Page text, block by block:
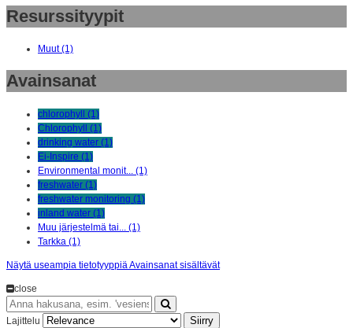
Resurssityypit
Muut (1)
Avainsanat
chlorophyll (1)
Chlorophyll (1)
drinking water (1)
Ei-Inspire (1)
Environmental monit... (1)
freshwater (1)
freshwater monitoring (1)
inland water (1)
Muu järjestelmä tai... (1)
Tarkka (1)
Näytä useampia tietotyyppiä Avainsanat sisältävät
close
Lajittelu Siirry